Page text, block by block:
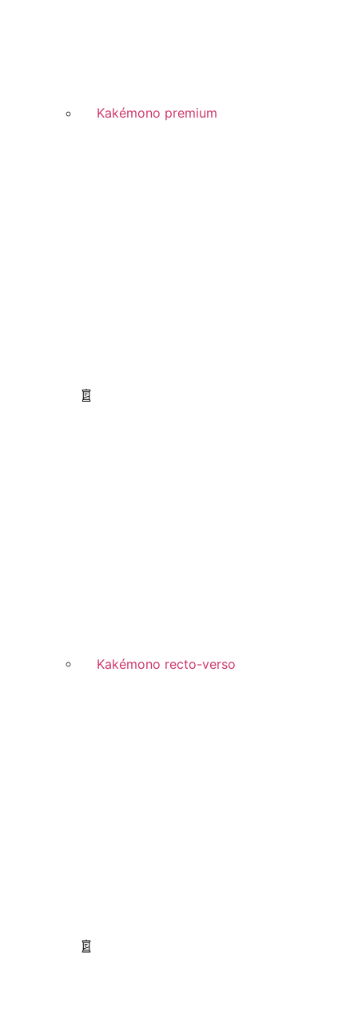
Kakémono premium
Kakémono recto-verso